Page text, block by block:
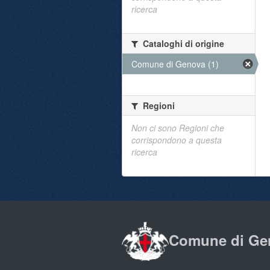
ricerca
Cataloghi di origine
Comune di Genova (1)
Regioni
Non ci sono Regioni che
corrispondono a questa
ricerca
Comune di